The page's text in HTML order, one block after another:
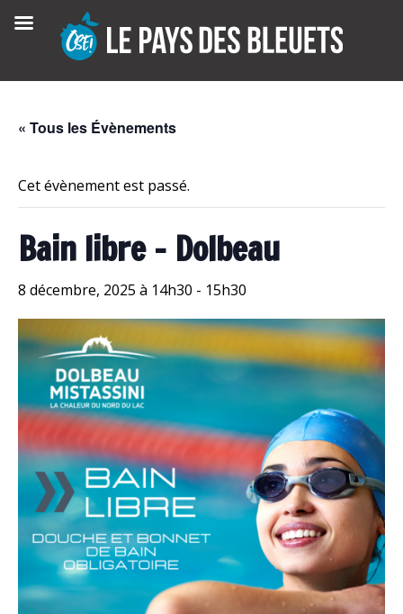
content
« Tous les Évènements
Cet évènement est passé.
Bain libre – Dolbeau
8 décembre, 2025 à 14h30 - 15h30